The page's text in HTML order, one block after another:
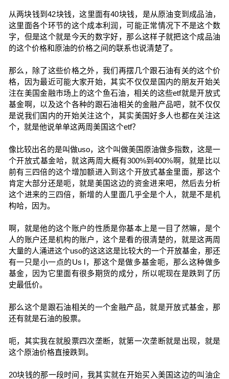
从两块钱到42块钱，这里面有40块钱，是从原油变到成品油，
这里面各个环节的这个成本利润，可能正常情况下不是这个数
字，但是这个就是今天的数字好，那么这样子就把这个成品油
的这个价格和原油的价格之间的联系也说清楚了。
那么，除了这些价格之外，我们再摆几个跟石油有关的这个价
格，因为最近可能大家开始，其实不仅仅是国内的朋友开始关
注在美国金融市场上的这个鱼石油，相关的这些etf就是开放式
基金啊，以及这个各种的跟石油相关的金融产品吧，就不仅仅
是说我们国内的开始关注这个，其实美国好多人也都在关注这
个，就是他说单单这两周美国这个etf？
像比较出名的是叫做uso，这个叫做美国原油做多指数，这是一
个开放式基金哈，就这两周大概有300%到400%啊，就是比以
前有三四倍的这个增加额进入到这个开放式基金里面，那这个
肯定大部分还是呃，就是美国这边的资金进来吧，然后去分析
这个进来的三四倍，新增的人里面几乎全是个人，就是不是机
构哈，因为。
啊，就是他的这个账户的性质是你基本上是一目了然嘛，是个
人的账户还是机构的账户，这个是看的很清楚的，就是这两周
大量的人涌进这个uso的这这这是比较大的一个开放基金，那还
有一只是小一点的Us l，那这个是做多基金呃，那么这种做多
基金，因为它里面有很多期货的成分，所以呢现在是跌到了历
史最低价。
那么这个是跟石油相关的一个金融产品，就是开放式基金，那
还有就是石油的股票。
呃，其实我在就股票四次垄断，就第一次垄断就是出现，就是
这个原油价格直接跌到。
20块钱的那一段时间，我其实就在开始买入美国这边的叫油企